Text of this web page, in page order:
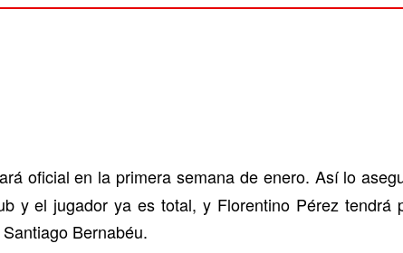
oficial en la primera semana de enero. Así lo
y el jugador ya es total, y Florentino Pérez tendrá
Bernabéu.